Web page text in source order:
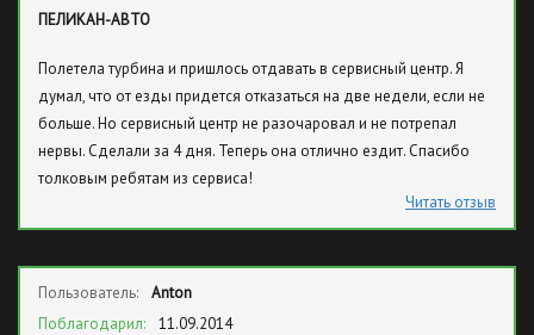
ПЕЛИКАН-АВТО
Полетела турбина и пришлось отдавать в сервисный центр. Я
думал, что от езды придется отказаться на две недели, если не
больше. Но сервисный центр не разочаровал и не потрепал
нервы. Сделали за 4 дня. Теперь она отлично ездит. Спасибо
толковым ребятам из сервиса!
Читать отзыв
Пользователь:
Anton
Поблагодарил:
11.09.2014